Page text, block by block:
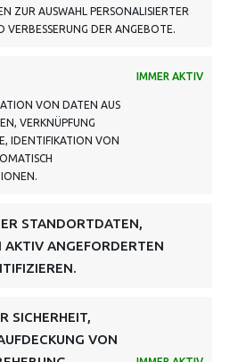
ZUR AUSWAHL PERSONALISIERTER
VERBESSERUNG DER ANGEBOTE.
IMMER AKTIV
VON DATEN AUS
VERKNÜPFUNG
IDENTIFIKATION VON
STANDORTDATEN,
ANGEFORDERTEN
SICHERHEIT,
VON
BITTE PRÜFE DEIN E-MAIL-KONTO FÜR